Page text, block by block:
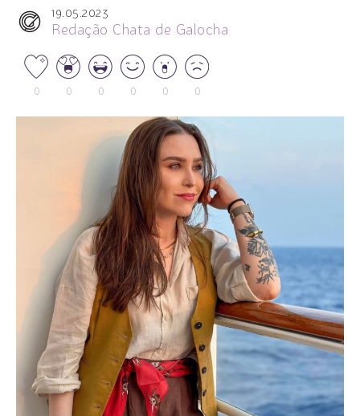
19.05.2023
Redação Chata de Galocha
0 0 0 0 0 0